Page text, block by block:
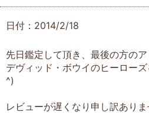
日付：2014/2/18
先日鑑定して頂き、最後の方の
デヴィッド・ボウイのヒーロー
^)
レビューが遅くなり申し訳あり